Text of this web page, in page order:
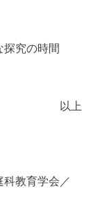
探究の時間
以上
教育学会／